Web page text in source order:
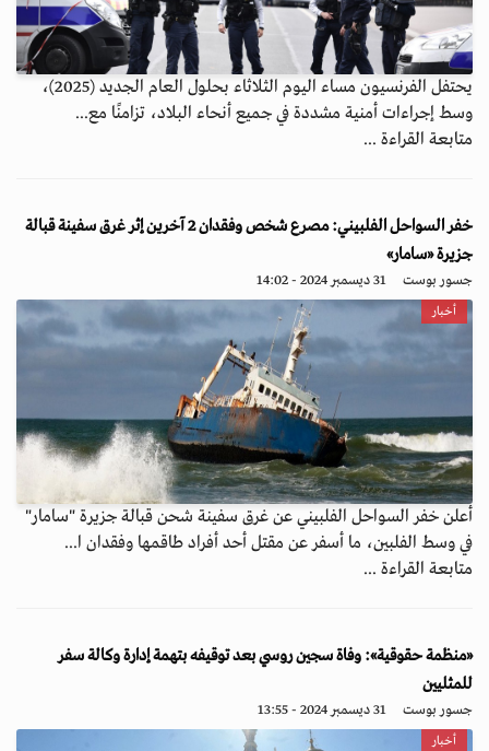
يحتفل الفرنسيون مساء اليوم الثلاثاء بحلول العام الجديد (2025)،
وسط إجراءات أمنية مشددة في جميع أنحاء البلاد، تزامنًا مع...
متابعة القراءة ...
خفر السواحل الفلبيني: مصرع شخص وفقدان 2 آخرين إثر غرق سفينة قبالة
جزيرة «سامار»
جسور بوست 31 ديسمبر 2024 - 14:02
أخبار
أعلن خفر السواحل الفلبيني عن غرق سفينة شحن قبالة جزيرة "سامار"
في وسط الفلبين، ما أسفر عن مقتل أحد أفراد طاقمها وفقدان ا...
متابعة القراءة ...
«منظمة حقوقية»: وفاة سجين روسي بعد توقيفه بتهمة إدارة وكالة سفر
للمثليين
جسور بوست 31 ديسمبر 2024 - 13:55
أخبار